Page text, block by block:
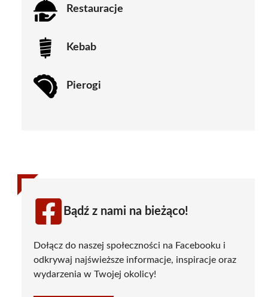
Restauracje
Kebab
Pierogi
Bądź z nami na bieżąco!
Dołącz do naszej społeczności na Facebooku i
odkrywaj najświeższe informacje, inspiracje oraz
wydarzenia w Twojej okolicy!